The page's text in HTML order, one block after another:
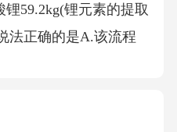
59.2kg(锂元素的提取
法正确的是A.该流程
全除去D.该盐湖卤